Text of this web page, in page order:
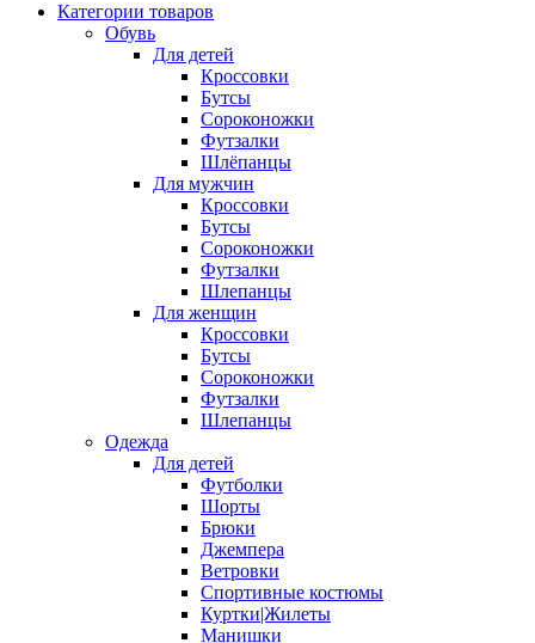
Категории товаров
Обувь
Для детей
Кроссовки
Бутсы
Сороконожки
Футзалки
Шлёпанцы
Для мужчин
Кроссовки
Бутсы
Сороконожки
Футзалки
Шлепанцы
Для женщин
Кроссовки
Бутсы
Сороконожки
Футзалки
Шлепанцы
Одежда
Для детей
Футболки
Шорты
Брюки
Джемпера
Ветровки
Спортивные костюмы
Куртки|Жилеты
Манишки